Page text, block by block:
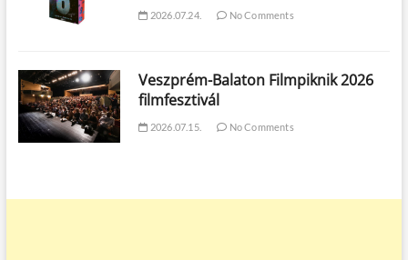
2026.07.24. No Comments
Veszprém-Balaton Filmpiknik 2026
filmfesztivál
2026.07.15. No Comments